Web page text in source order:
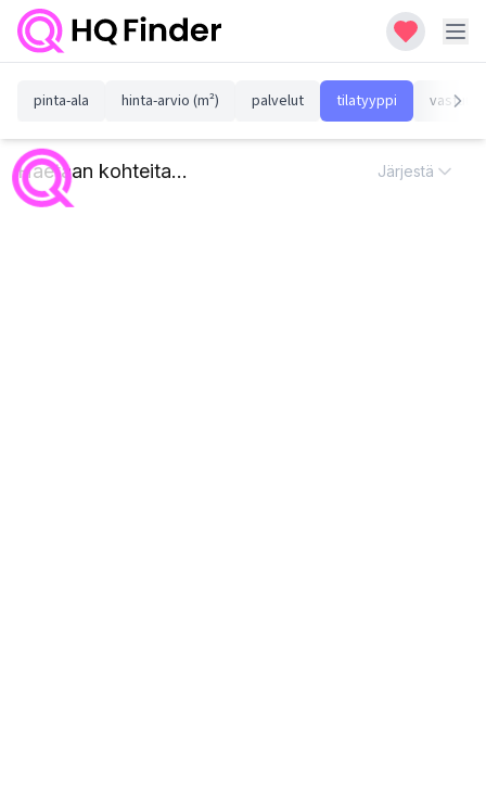
pinta-ala hinta-arvio (m²) palvelut tilatyyppi
Haetaan kohteita... Järjestä